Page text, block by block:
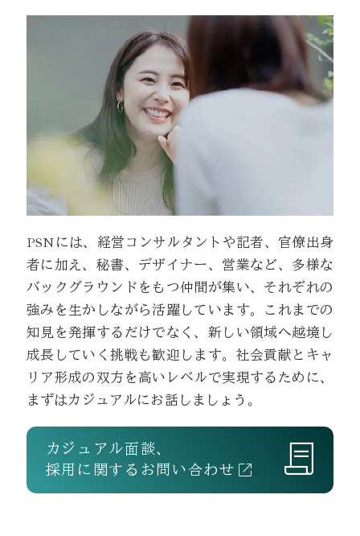
PSNには、経営コンサルタントや記者、官僚出身
者に加え、秘書、デザイナー、営業など、多様な
バックグラウンドをもつ仲間が集い、それぞれの
強みを生かしながら活躍しています。これまでの
知見を発揮するだけでなく、新しい領域へ越境し
成長していく挑戦も歓迎します。社会貢献とキャ
リア形成の双方を高いレベルで実現するために、
まずはカジュアルにお話しましょう。
カジュアル面談、
採用に関するお問い合わせ